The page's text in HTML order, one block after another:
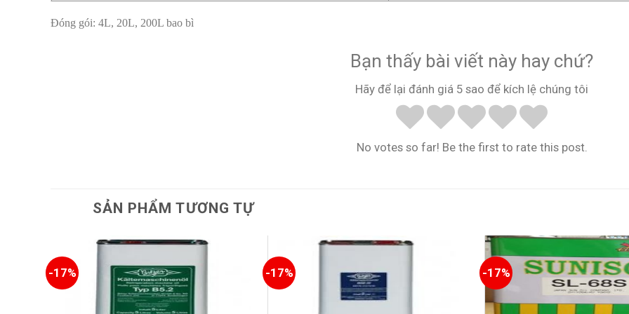
Đóng gói: 4L, 20L, 200L bao bì
Bạn thấy bài viết này hay chứ?
Hãy để lại đánh giá 5 sao để kích lệ chúng tôi
No votes so far! Be the first to rate this post.
SẢN PHẨM TƯƠNG TỰ
-17% -17% -17%